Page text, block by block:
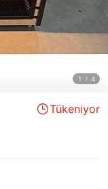
Tükeniyor